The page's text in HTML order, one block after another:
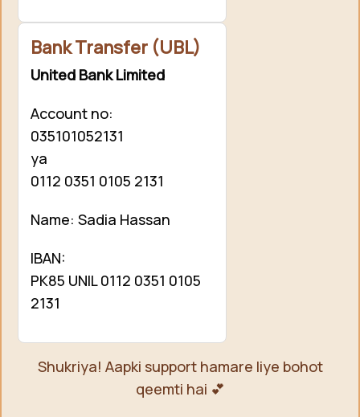
Bank Transfer (UBL)
United Bank Limited
Account no:
035101052131
ya
0112 0351 0105 2131
Name: Sadia Hassan
IBAN:
PK85 UNIL 0112 0351 0105
2131
Shukriya! Aapki support hamare liye bohot
qeemti hai 💕